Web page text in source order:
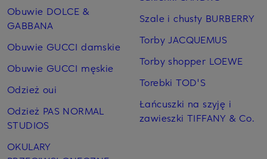
Obuwie DOLCE &
GABBANA
Obuwie GUCCI damskie
Obuwie GUCCI męskie
Odzież oui
Odzież PAS NORMAL
STUDIOS
OKULARY
Szale i chusty BURBERRY
Torby JACQUEMUS
Torby shopper LOEWE
Torebki TOD'S
Łańcuszki na szyję i
zawieszki TIFFANY & Co.